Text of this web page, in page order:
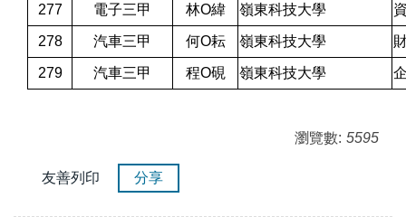
277 電子三甲 林O緯 嶺東科技大學
278 汽車三甲 何O耘 嶺東科技大學
279 汽車三甲 程O硯 嶺東科技大學
瀏覽數: 5595
友善列印 分享